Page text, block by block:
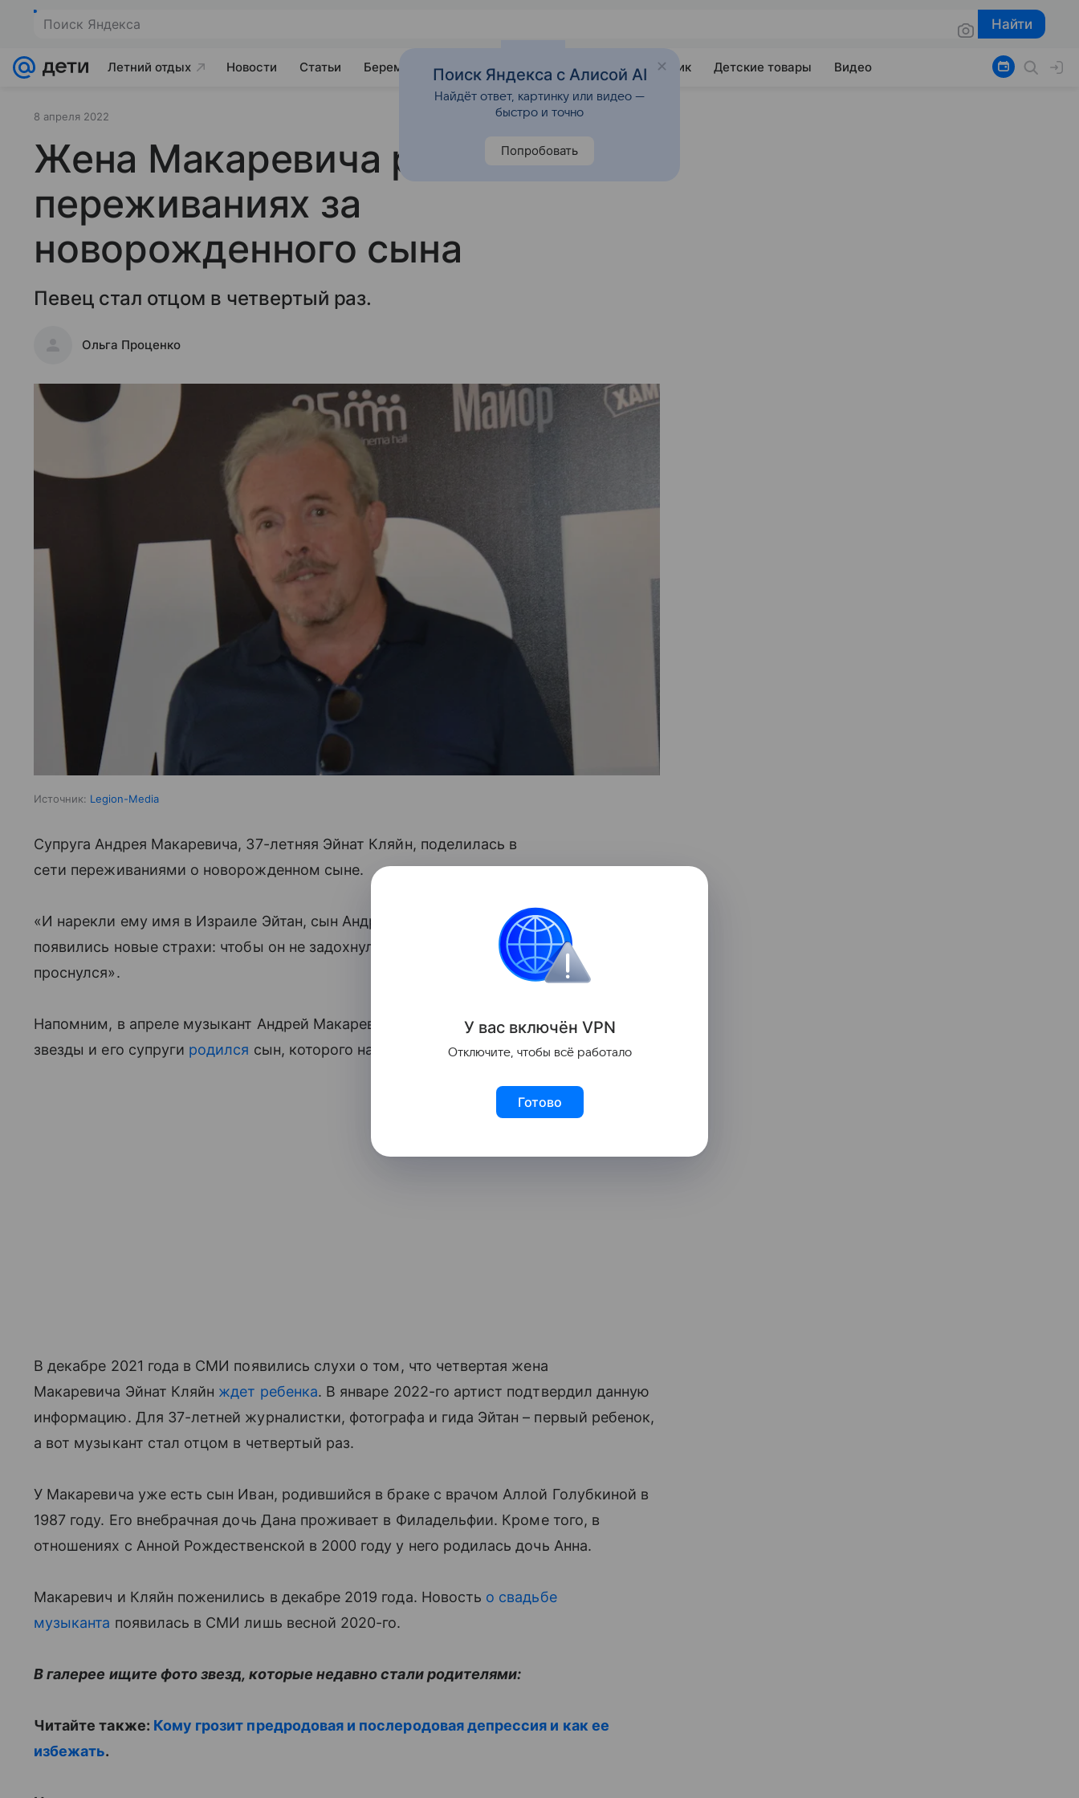
Поиск Яндекса Найти
Найти
Летний отдых Новости Статьи Беременность Развитие Почемучка Учебник Детские товары Видео
8 апреля 2022
Жена Макаревича рассказала о
переживаниях за
новорожденного сына
Певец стал отцом в четвертый раз.
Ольга Проценко
Источник: Legion-Media
Супруга Андрея Макаревича, 37-летняя Эйнат Кляйн, поделилась в
сети переживаниями о новорожденном сыне.
«И нарекли ему имя в Израиле Эйтан, сын Андрея, — отметила Кляйн. — Неожиданно
появились новые страхи: чтобы он не задохнулся, не захлебнулся, невзначай не
проснулся».
Напомним, в апреле музыкант Андрей Макаревич стал отцом в четвертый раз, у
звезды и его супруги родился сын, которого назвали Эйтан.
В декабре 2021 года в СМИ появились слухи о том, что четвертая жена
Макаревича Эйнат Кляйн ждет ребенка. В январе 2022-го артист подтвердил данную
информацию. Для 37-летней журналистки, фотографа и гида Эйтан – первый ребенок,
а вот музыкант стал отцом в четвертый раз.
У Макаревича уже есть сын Иван, родившийся в браке с врачом Аллой Голубкиной в
1987 году. Его внебрачная дочь Дана проживает в Филадельфии. Кроме того, в
отношениях с Анной Рождественской в 2000 году у него родилась дочь Анна.
Макаревич и Кляйн поженились в декабре 2019 года. Новость о свадьбе
музыканта появилась в СМИ лишь весной 2020-го.
В галерее ищите фото звезд, которые недавно стали родителями:
Читайте также: Кому грозит предродовая и послеродовая депрессия и как ее
избежать.
У вас включён VPN
Отключите, чтобы всё работало
Готово
Поиск Яндекса с Алисой AI
Найдёт ответ, картинку или видео —
быстро и точно
Попробовать